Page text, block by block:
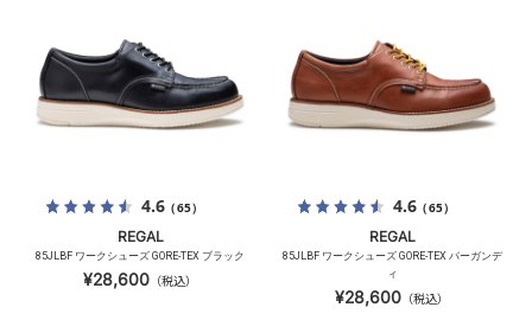
4.6（65）
REGAL
85JLBF ワークシューズ GORE-TEX ブラック
¥28,600 （税込）
4.6（65）
REGAL
85JLBF ワークシューズ GORE-TEX バーガンデ
ィ
¥28,600 （税込）